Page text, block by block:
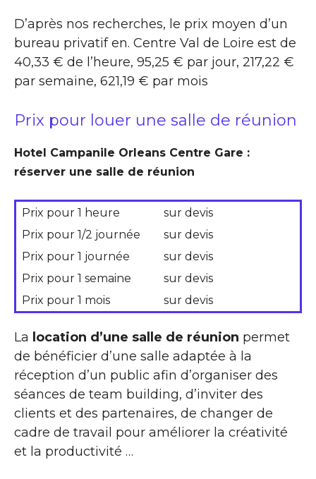
D’après nos recherches, le prix moyen d’un
bureau privatif en. Centre Val de Loire est de
40,33 € de l’heure, 95,25 € par jour, 217,22 €
par semaine, 621,19 € par mois
Prix pour louer une salle de réunion
Hotel Campanile Orleans Centre Gare :
réserver une salle de réunion
Prix pour 1 heure
sur devis
Prix pour 1/2 journée
sur devis
Prix pour 1 journée
sur devis
Prix pour 1 semaine
sur devis
Prix pour 1 mois
sur devis
La location d’une salle de réunion permet
de bénéficier d’une salle adaptée à la
réception d’un public afin d’organiser des
séances de team building, d’inviter des
clients et des partenaires, de changer de
cadre de travail pour améliorer la créativité
et la productivité …